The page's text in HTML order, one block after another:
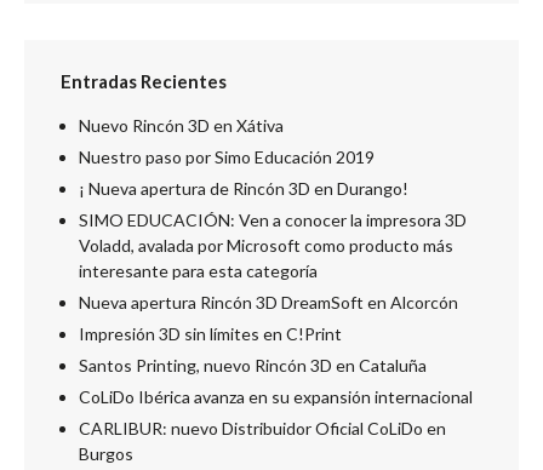
Entradas Recientes
Nuevo Rincón 3D en Xátiva
Nuestro paso por Simo Educación 2019
¡ Nueva apertura de Rincón 3D en Durango!
SIMO EDUCACIÓN: Ven a conocer la impresora 3D
Voladd, avalada por Microsoft como producto más
interesante para esta categoría
Nueva apertura Rincón 3D DreamSoft en Alcorcón
Impresión 3D sin límites en C!Print
Santos Printing, nuevo Rincón 3D en Cataluña
CoLiDo Ibérica avanza en su expansión internacional
CARLIBUR: nuevo Distribuidor Oficial CoLiDo en
Burgos